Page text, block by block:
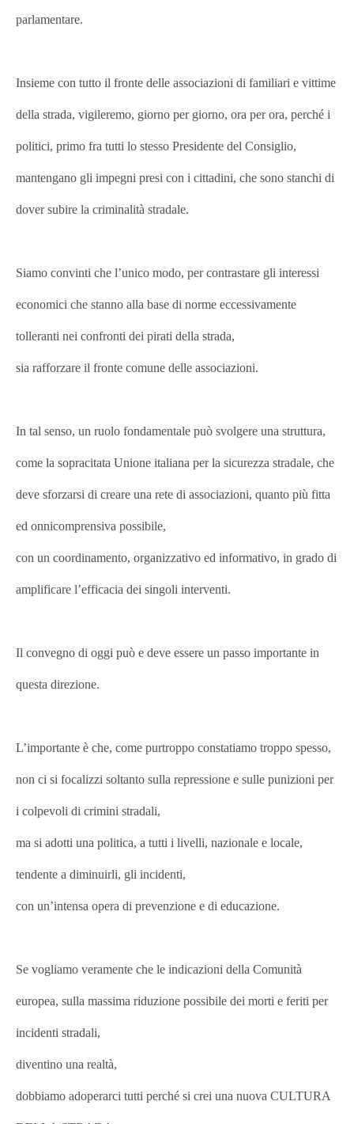
parlamentare.
Insieme con tutto il fronte delle associazioni di familiari e vittime
della strada, vigileremo, giorno per giorno, ora per ora, perché i
politici, primo fra tutti lo stesso Presidente del Consiglio,
mantengano gli impegni presi con i cittadini, che sono stanchi di
dover subire la criminalità stradale.
Siamo convinti che l’unico modo, per contrastare gli interessi
economici che stanno alla base di norme eccessivamente
tolleranti nei confronti dei pirati della strada,
sia rafforzare il fronte comune delle associazioni.
In tal senso, un ruolo fondamentale può svolgere una struttura,
come la sopracitata Unione italiana per la sicurezza stradale, che
deve sforzarsi di creare una rete di associazioni, quanto più fitta
ed onnicomprensiva possibile,
con un coordinamento, organizzativo ed informativo, in grado di
amplificare l’efficacia dei singoli interventi.
Il convegno di oggi può e deve essere un passo importante in
questa direzione.
L’importante è che, come purtroppo constatiamo troppo spesso,
non ci si focalizzi soltanto sulla repressione e sulle punizioni per
i colpevoli di crimini stradali,
ma si adotti una politica, a tutti i livelli, nazionale e locale,
tendente a diminuirli, gli incidenti,
con un’intensa opera di prevenzione e di educazione.
Se vogliamo veramente che le indicazioni della Comunità
europea, sulla massima riduzione possibile dei morti e feriti per
incidenti stradali,
diventino una realtà,
dobbiamo adoperarci tutti perché si crei una nuova CULTURA